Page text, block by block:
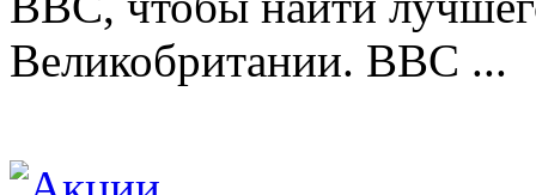
Великобритании. BBC ...